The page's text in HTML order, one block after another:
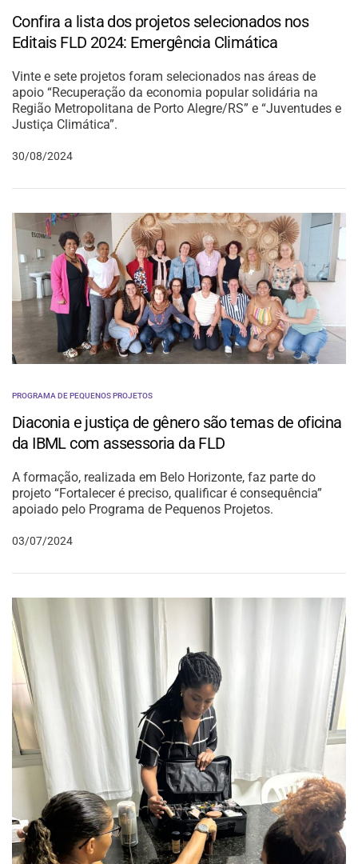
Confira a lista dos projetos selecionados nos
Editais FLD 2024: Emergência Climática
Vinte e sete projetos foram selecionados nas áreas de
apoio “Recuperação da economia popular solidária na
Região Metropolitana de Porto Alegre/RS” e “Juventudes e
Justiça Climática”.
30/08/2024
PROGRAMA DE PEQUENOS PROJETOS
Diaconia e justiça de gênero são temas de oficina
da IBML com assessoria da FLD
A formação, realizada em Belo Horizonte, faz parte do
projeto “Fortalecer é preciso, qualificar é consequência”
apoiado pelo Programa de Pequenos Projetos.
03/07/2024